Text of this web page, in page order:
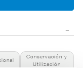
Conservación y
Utilización